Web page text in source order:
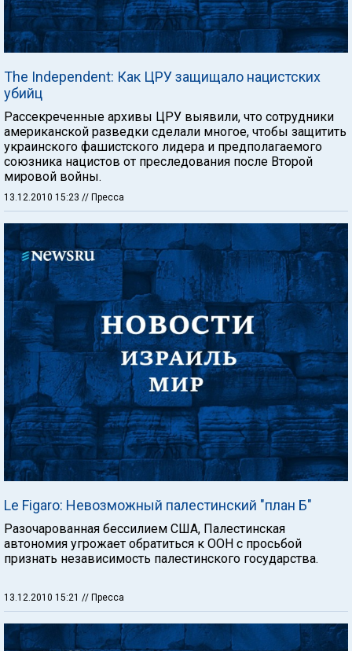
The Independent: Как ЦРУ защищало нацистских
убийц
Рассекреченные архивы ЦРУ выявили, что сотрудники
американской разведки сделали многое, чтобы защитить
украинского фашистского лидера и предполагаемого
союзника нацистов от преследования после Второй
мировой войны.
13.12.2010 15:23 // Пресса
Le Figaro: Невозможный палестинский "план Б"
Разочарованная бессилием США, Палестинская
автономия угрожает обратиться к ООН с просьбой
признать независимость палестинского государства.
13.12.2010 15:21 // Пресса